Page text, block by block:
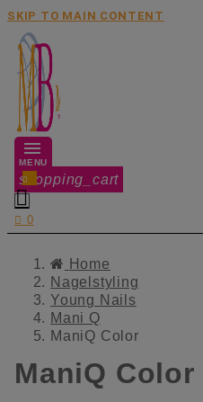
SKIP TO MAIN CONTENT
MENU
shopping_cart
0

 0
Home
Nagelstyling
Young Nails
Mani Q
ManiQ Color
ManiQ Color